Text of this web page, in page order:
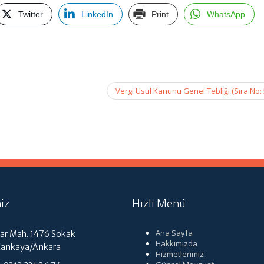
Twitter LinkedIn Print WhatsApp
Vergi Usul Kanunu Genel Tebliği (Sıra No:
Mah. 1476 Sokak
Ankara
Hızlı Menü
Ana Sayfa
Hakkımızda
Hizmetlerimiz